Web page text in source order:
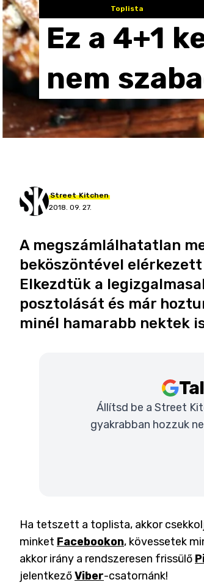
Toplista
Ez a 4+1
nem
Street Kitchen
2018. 09. 27.
A megszámlálhatatlan
beköszöntével
Elkezdtük a
posztolását és már
minél hamarabb nektek
Állítsd be a Street
gyakrabban hozzuk
Ha tetszett a toplista, akkor
minket Facebookon, kövessetek
akkor irány a rendszeresen frissülő
jelentkezőViber-csatornánk!